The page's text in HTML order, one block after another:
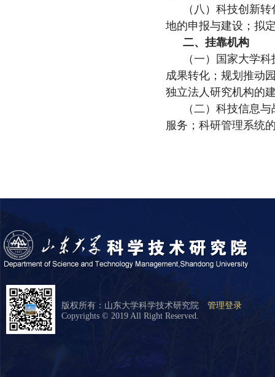
（八）科技创新
地的申报与建设；拟
二、挂靠机构
（一）国家大学
成果转化；规划推动
独立法人研究机构的
（二）科技信息
服务；科研管理系统
版权所有：山东大学科学技术研究院 管理登录
Copyrights © 2019 All Right Reserved.